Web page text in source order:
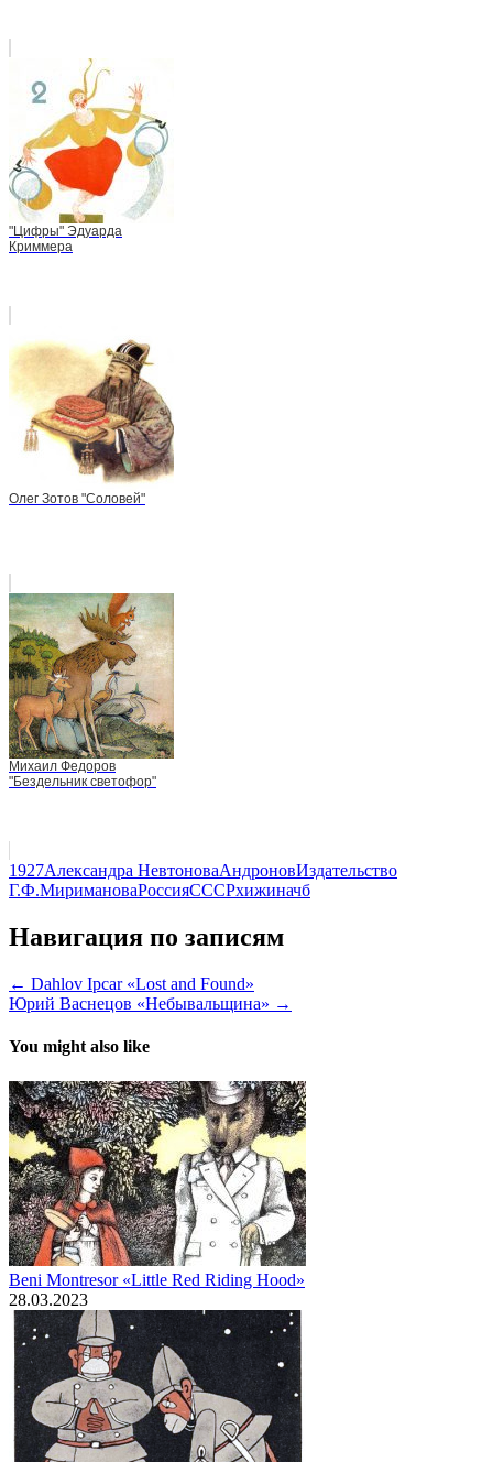
"Цифры" Эдуарда
Криммера
Олег Зотов "Соловей"
Михаил Федоров
"Бездельник светофор"
1927Александра НевтоноваАндроновИздательство
Г.Ф.МиримановаРоссияСССРхижиначб
Навигация по записям
← Dahlov Ipcar «Lost and Found»
Юрий Васнецов «Небывальщина» →
You might also like
Beni Montresor «Little Red Riding Hood»
28.03.2023